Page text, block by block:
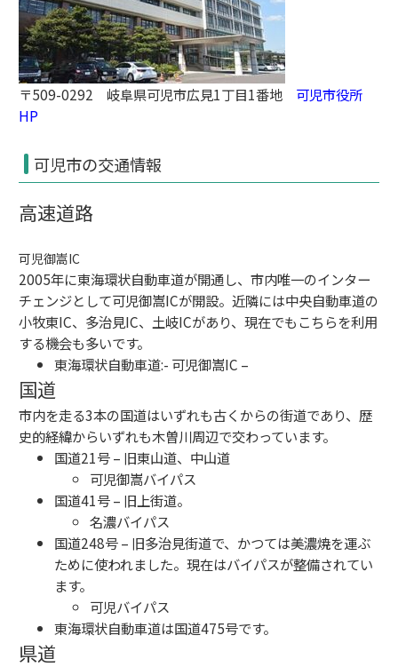
〒509-0292 岐阜県可児市広見1丁目1番地 可児市役所
HP
可児市の交通情報
高速道路
可児御嵩IC
2005年に東海環状自動車道が開通し、市内唯一のインター
チェンジとして可児御嵩ICが開設。近隣には中央自動車道の
小牧東IC、 多治見IC、 土岐ICがあり、現在でもこちらを利用
する機会も多いです。
東海環状自動車道:- 可児御嵩IC –
国道
市内を走る3本の国道はいずれも古くからの街道であり、歴
史的経緯からいずれも木曽川周辺で交わっています。
国道21号– 旧東山道、 中山道
可児御嵩バイパス
国道41号– 旧 上街道。
名濃バイパス
国道248号– 旧多治見街道で、かつては美濃焼を運ぶ
ために使われました。現在はバイパスが整備されてい
ます。
可児バイパス
東海環状自動車道は国道475号です。
県道